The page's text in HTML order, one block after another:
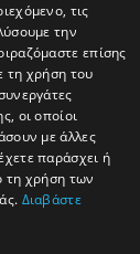
τις
την
επίσης
τη χρήση του
οι οποίοι
με άλλες
παράσχει ή
τη χρήση των
Διαβάστε